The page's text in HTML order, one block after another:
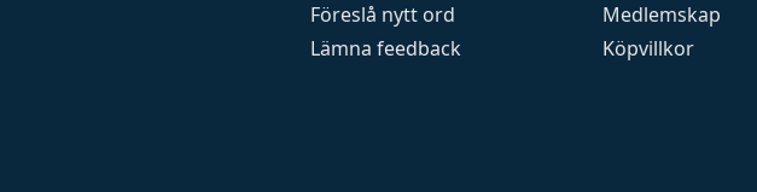
Föreslå nytt ord
Lämna feedback
Medlemskap
Köpvillkor